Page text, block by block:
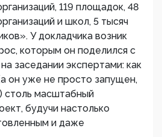
119 площадок, 48
и школ, 5 тысяч
У докладчика возник
которым он поделился с
заседании экспертами: как
он уже не просто запущен,
столь масштабный
будучи настолько
и даже